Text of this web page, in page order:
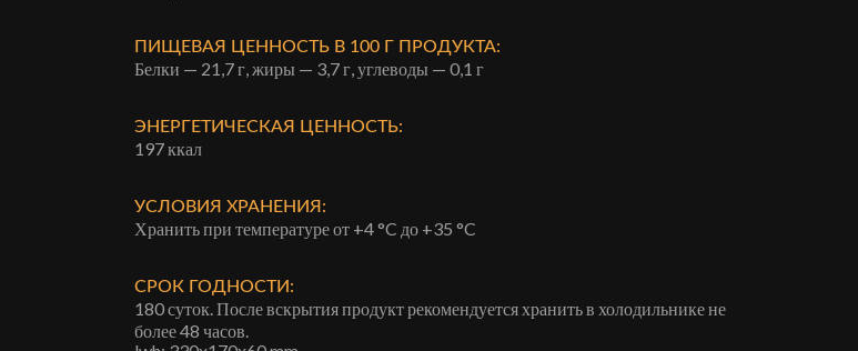
ПИЩЕВАЯ ЦЕННОСТЬ В 100 Г ПРОДУКТА:
Белки — 21,7 г, жиры — 3,7 г, углеводы — 0,1 г
ЭНЕРГЕТИЧЕСКАЯ ЦЕННОСТЬ:
197 ккал
УСЛОВИЯ ХРАНЕНИЯ:
Хранить при температуре от +4 °C до +35 °C
СРОК ГОДНОСТИ:
180 суток. После вскрытия продукт рекомендуется хранить в холодильнике не
более 48 часов.